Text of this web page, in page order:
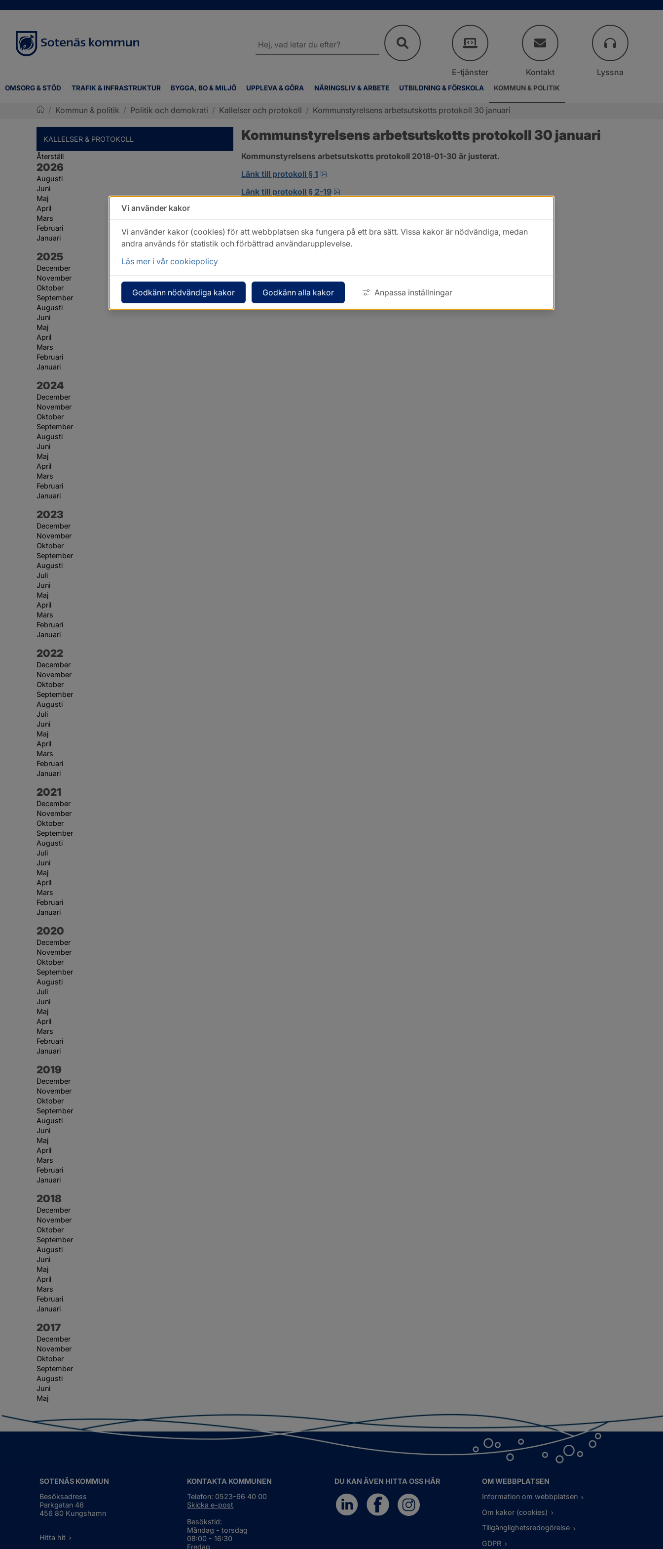
OMSORG & STÖD TRAFIK & INFRASTRUKTUR BYGGA, BO & MILJÖ UPPLEVA & GÖRA NÄRINGSLIV & ARBETE UTBILDNING & FÖRSKOLA KOMMUN & POLITIK
webbplatsen
E-tjänster Kontakt Lyssna
/ Kommun & politik / Politik och demokrati / Kallelser och protokoll / Kommunstyrelsens arbetsutskotts protokoll 30 januari
KALLELSER & PROTOKOLL
Återställ
År:
2026
Augusti
Juni
Maj
April
Mars
Februari
Januari
År:
2025
December
November
Oktober
September
Augusti
Juni
Maj
April
Mars
Februari
Januari
År:
2024
December
November
Oktober
September
Augusti
Juni
Maj
April
Mars
Februari
Januari
År:
2023
December
November
Oktober
September
Augusti
Juli
Juni
Maj
April
Mars
Februari
Januari
År:
2022
December
November
Oktober
September
Augusti
Juli
Juni
Maj
April
Mars
Februari
Januari
År:
2021
December
November
Oktober
September
Augusti
Juli
Juni
Maj
April
Mars
Februari
Januari
År:
2020
December
November
Oktober
September
Augusti
Juli
Juni
Maj
April
Mars
Februari
Januari
År:
2019
December
November
Oktober
September
Augusti
Juni
Maj
April
Mars
Februari
Januari
År:
2018
December
November
Oktober
September
Augusti
Juni
Maj
April
Mars
Februari
Januari
År:
2017
December
November
Oktober
September
Augusti
Juni
Maj
Kommunstyrelsens arbetsutskotts protokoll 30 januari
Kommunstyrelsens arbetsutskotts protokoll 2018-01-30 är justerat.
Länk till protokoll § 1
pdf, 138.3 kB, öppnas i nytt fönster.
Länk till protokoll § 2-19
pdf, 302.8 kB, öppnas i nytt fönster.
SOTENÄS KOMMUN
Besöksadress
Parkgatan 46
456 80 Kungshamn
Hitta hit
KONTAKTA KOMMUNEN
Telefon: 0523-66 40 00
Skicka e-post
Besökstid:
Måndag - torsdag
08:00 - 16:30
Fredag
DU KAN ÄVEN HITTA OSS HÄR
OM WEBBPLATSEN
Information om webbplatsen
Om kakor (cookies)
Tillgänglighetsredogörelse
GDPR
Vi använder kakor
Vi använder kakor (cookies) för att webbplatsen ska fungera på ett bra sätt. Vissa kakor är nödvändiga, medan
andra används för statistik och förbättrad användarupplevelse.
Läs mer i vår cookiepolicy
Godkänn nödvändiga kakor Godkänn alla kakor Anpassa inställningar